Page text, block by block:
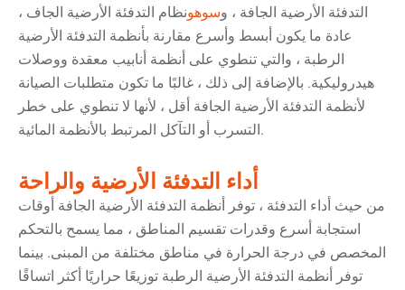
التدفئة الأرضية الجافة ، وسوهونظام التدفئة الأرضية الجاف ،
عادة ما يكون أبسط وأسرع مقارنة بأنظمة التدفئة الأرضية
الرطبة ، والتي تنطوي على أنظمة أنابيب معقدة ووصلات
هيدروليكية. بالإضافة إلى ذلك ، غالبًا ما تكون متطلبات الصيانة
لأنظمة التدفئة الأرضية الجافة أقل ، لأنها لا تنطوي على خطر
التسرب أو التآكل المرتبط بالأنظمة المائية.
أداء التدفئة الأرضية والراحة
من حيث أداء التدفئة ، توفر أنظمة التدفئة الأرضية الجافة أوقات
استجابة أسرع وقدرات تقسيم المناطق ، مما يسمح بالتحكم
المخصص في درجة الحرارة في مناطق مختلفة من المبنى. بينما
توفر أنظمة التدفئة الأرضية الرطبة توزيعًا حراريًا أكثر اتساقًا